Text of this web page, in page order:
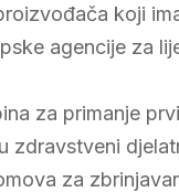
koji
agencije za
za primanje
zdravstveni
za